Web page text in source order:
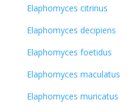
Elaphomyces citrinus
Elaphomyces decipiens
Elaphomyces foetidus
Elaphomyces maculatus
Elaphomyces muricatus